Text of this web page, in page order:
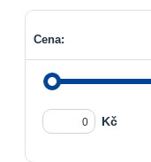
Cena:
Kč